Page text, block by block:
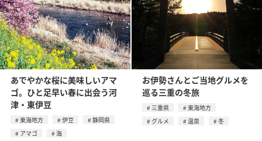
あでやかな桜に美味しいアマ
ゴ。ひと足早い春に出会う河
津・東伊豆
東海地方 伊豆
静岡県
アマゴ
海
お伊勢さんとご当地グルメを
巡る三重の冬旅
三重県
東海地方
グルメ
温泉 冬